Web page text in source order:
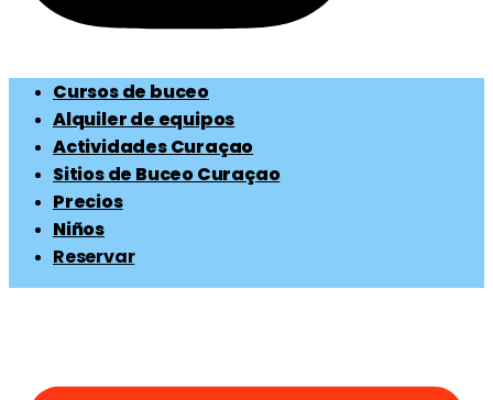
Cursos de buceo
Alquiler de equipos
Actividades Curaçao
Sitios de Buceo Curaçao
Precios
Niños
Reservar